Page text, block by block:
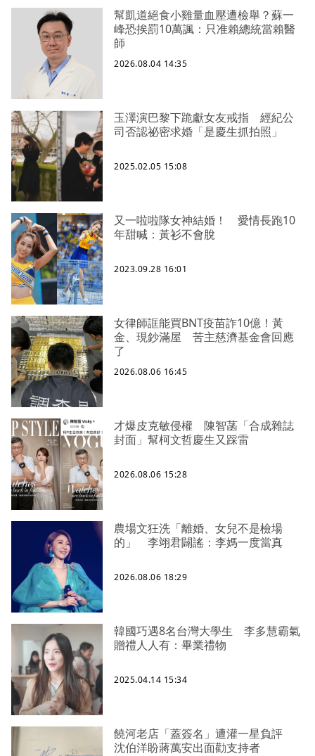
幫凱道絕食小雞量血壓遭檢舉？蘇一
峰恐挨罰10萬諷：只准賴總統當賴醫
師
2026.08.04 14:35
玉澤演巴黎下跪獻女友戒指 經紀公
司否認祕密求婚「是慶生抓拍照」
2025.02.05 15:08
又一啦啦隊女神結婚！ 愛情長跑10
年甜喊：黃衫不會脫
2023.09.28 16:01
女律師誆能買BNT疫苗詐10億！黃
金、現鈔滿屋 苦主慈濟基金會回應
了
2026.08.06 16:45
才爆皮克敏侵權 陳智菡「合成雜誌
封面」幫柯文哲慶生又踩雷
2026.08.06 15:28
農場文狂洗「離婚、女兒不是檢場
的」 李翊君闢謠：李媽一度當真
2026.08.06 18:29
韓國巧遇8名台灣大學生 李多慧霸氣
贈禮人人有：畢業禮物
2025.04.14 15:34
饒河老店「蓋簽名」遭灌一星負評
沈伯洋盼蔣萬安出面勸支持者